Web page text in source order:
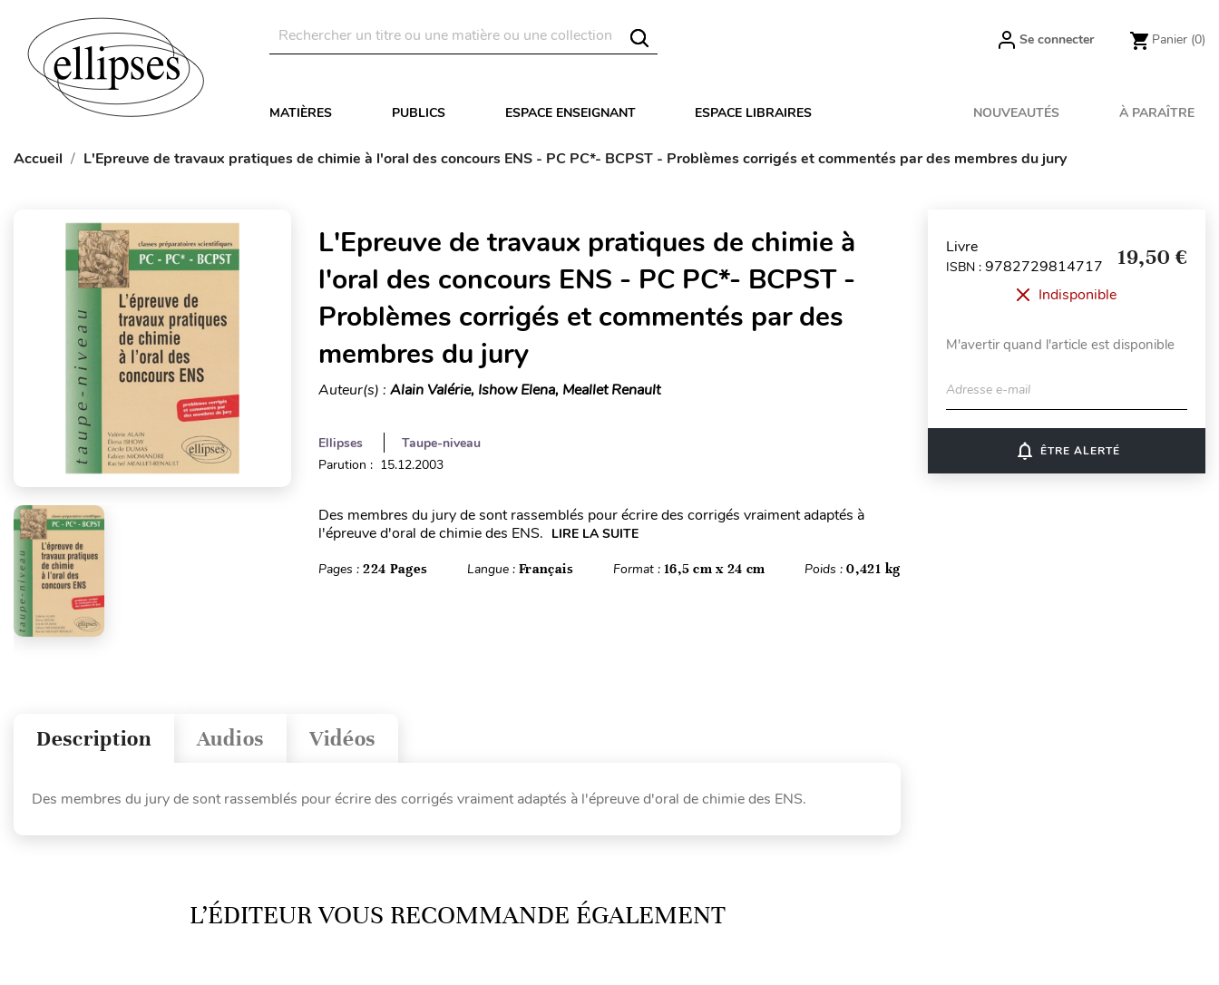
Se connecter Panier (0)
MATIÈRES PUBLICS ESPACE ENSEIGNANT ESPACE LIBRAIRES NOUVEAUTÉS À PARAÎTRE
Accueil L'Epreuve de travaux pratiques de chimie à l'oral des concours ENS - PC PC*- BCPST - Problèmes corrigés et commentés par des membres du jury
L'Epreuve de travaux pratiques de chimie à
l'oral des concours ENS - PC PC*- BCPST -
Problèmes corrigés et commentés par des
membres du jury
Auteur(s) : Alain Valérie, Ishow Elena, Meallet Renault
Ellipses
Taupe-niveau
Parution : 15.12.2003
Des membres du jury de sont rassemblés pour écrire des corrigés vraiment adaptés à
l'épreuve d'oral de chimie des ENS. LIRE LA SUITE
Pages : 224 Pages Langue : Français Format : 16,5 cm x 24 cm Poids :0,421 kg
Vidéos
Audios
Description
Des membres du jury de sont rassemblés pour écrire des corrigés vraiment adaptés à l'épreuve d'oral de chimie des ENS.
L’ÉDITEUR VOUS RECOMMANDE ÉGALEMENT
Livre
ISBN : 9782729814717 19,50 €
Indisponible
M'avertir quand l'article est disponible
Adresse e-mail
notifications_none ÊTRE ALERTÉ